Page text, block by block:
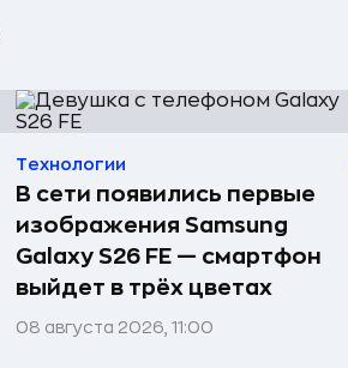
Технологии
В сети появились первые
изображения Samsung
Galaxy S26 FE — смартфон
выйдет в трёх цветах
08 августа 2026, 11:00